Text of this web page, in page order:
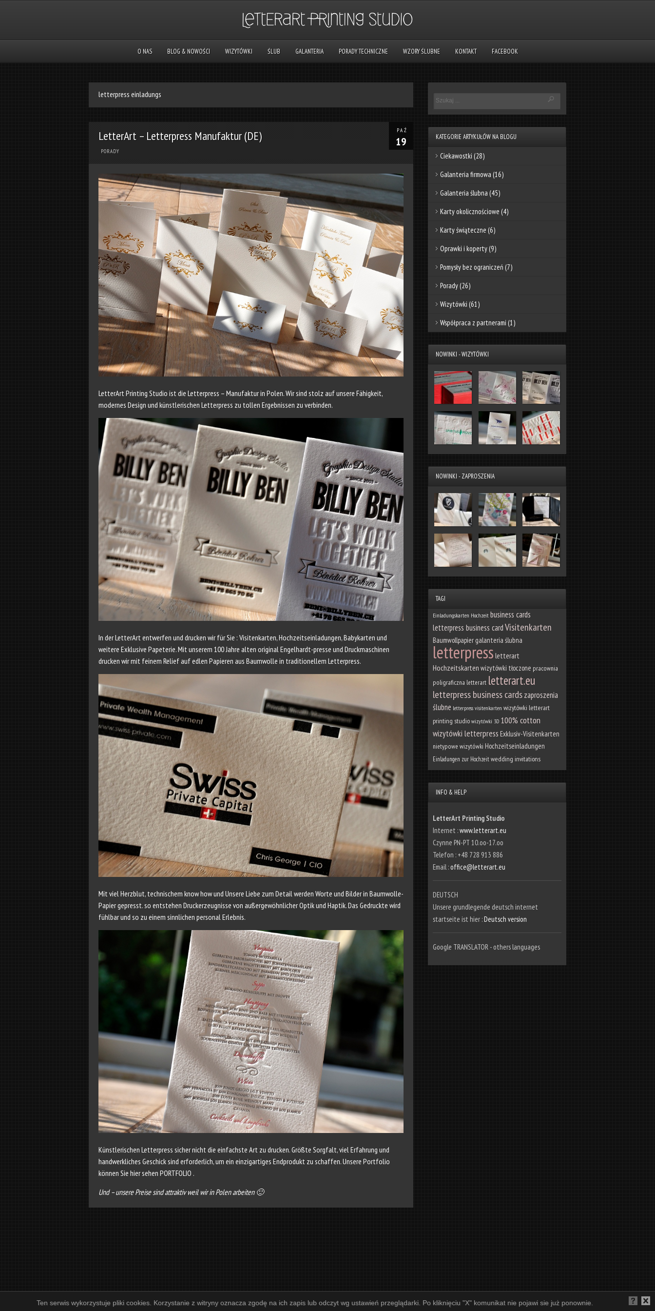
O NAS BLOG & NOWOŚCI WIZYTÓWKI ŚLUB GALANTERIA PORADY TECHNICZNE WZORY ŚLUBNE KONTAKT FACEBOOK
letterpress einladungs
PAŹ
19
LetterArt – Letterpress Manufaktur (DE)
PORADY
LetterArt Printing Studio ist die Letterpress – Manufaktur in Polen. Wir sind stolz auf unsere Fähigkeit,
modernes Design und künstlerischen Letterpress zu tollen Ergebnissen zu verbinden.
In der LetterArt entwerfen und drucken wir für Sie : Visitenkarten, Hochzeitseinladungen, Babykarten und
weitere Exklusive Papeterie. Mit unserem 100 Jahre alten original Engelhardt-presse und Druckmaschinen
drucken wir mit feinem Relief auf edlen Papieren aus Baumwolle in traditionellem Letterpress.
Mit viel Herzblut, technischem know how und Unsere Liebe zum Detail werden Worte und Bilder in Baumwolle-
Papier gepresst. so entstehen Druckerzeugnisse von außergewöhnlicher Optik und Haptik. Das Gedruckte wird
fühlbar und so zu einem sinnlichen personal Erlebnis.
Künstlerischen Letterpress sicher nicht die einfachste Art zu drucken. Größte Sorgfalt, viel Erfahrung und
hand­werkliches Geschick sind erforderlich, um ein einzigartiges Endprodukt zu schaffen. Unsere Portfolio
können Sie hier sehen PORTFOLIO .
Und – unsere Preise sind attraktiv weil wir in Polen arbeiten 🙂
KATEGORIE ARTYKUŁÓW NA BLOGU
Ciekawostki (28)
Galanteria firmowa (16)
Galanteria ślubna (45)
Karty okolicznościowe (4)
Karty świąteczne (6)
Oprawki i koperty(9)
Pomysły bez ograniczeń (7)
Porady(26)
Wizytówki (61)
Współpraca z partnerami (1)
NOWINKI - WIZYTÓWKI
NOWINKI - ZAPROSZENIA
TAGI
Einladungskarten Hochzeit business cards
letterpress business cardVisitenkarten
Baumwollpapier galanteria ślubna
letterpress letterart
Hochzeitskarten wizytówki tłoczone pracownia
poligraficzna letterart letterart.eu
letterpress business cardszaproszenia
ślubne letterpress visitenkarten wizytówki letterart
printing studio wizytówki 3D 100% cotton
wizytówki letterpress Exklusiv-Visitenkarten
nietypowe wizytówki Hochzeitseinladungen
Einladungen zur Hochzeitwedding invitations
INFO & HELP
LetterArt Printing Studio
Internet :www.letterart.eu
Czynne PN-PT 10.oo-17.oo
Telefon : +48 728 913 886
Email :office@letterart.eu
DEUTSCH
Unsere grundlegende deutsch internet
startseite ist hier :Deutsch version
Google TRANSLATOR - others languages
DEUTSCH / ENGLISH / FOLDER I CENNIK WIZYTÓWEK / ASORTYMENT GALANTERII ŚLUBNEJ COPYRIGHT © LETTERART PRINTING STUDIO
Ten serwis wykorzystuje pliki cookies. Korzystanie z witryny oznacza zgodę na ich zapis lub odczyt wg ustawień przeglądarki. Po kliknięciu "X" komunikat nie pojawi sie już ponownie.